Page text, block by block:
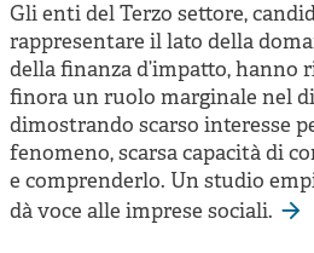
Gli enti del Terzo settore,
rappresentare il lato della
della finanza d’impatto, hanno
finora un ruolo marginale nel
dimostrando scarso interesse
fenomeno, scarsa capacità di
e comprenderlo. Un studio
dà voce alle imprese sociali.